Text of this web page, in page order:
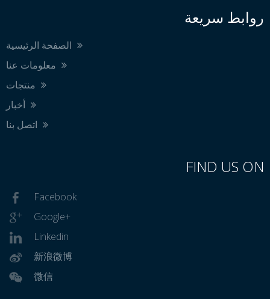
روابط سريعة
FIND US ON
Facebook
Google+
Linkedin
新浪微博
微信